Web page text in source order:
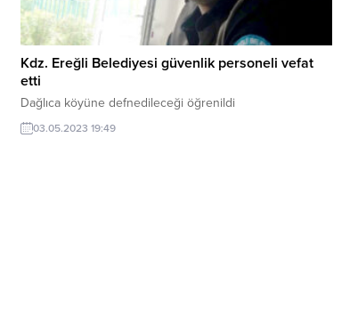
Kdz. Ereğli Belediyesi güvenlik personeli vefat
etti
Dağlıca köyüne defnedileceği öğrenildi
03.05.2023 19:49